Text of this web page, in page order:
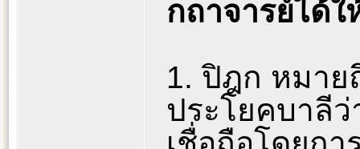
กถาจารย์ได้
1. ปิฎก หมาย
ประโยคบาลี